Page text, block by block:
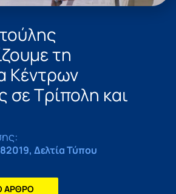
τη
Κέντρων
σε Τρίπολη και
, Δελτία Τύπου
ΑΡΘΡΟ